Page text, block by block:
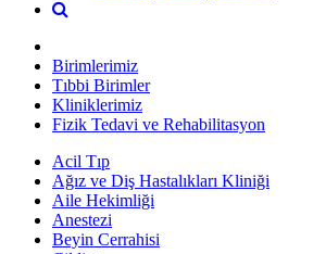
Birimlerimiz
Tıbbi Birimler
Kliniklerimiz
Fizik Tedavi ve Rehabilitasyon
Acil Tıp
Ağız ve Diş Hastalıkları Kliniği
Aile Hekimliği
Anestezi
Beyin Cerrahisi